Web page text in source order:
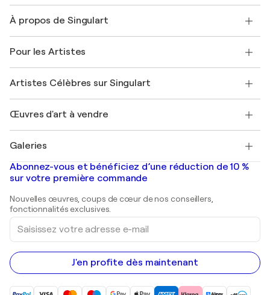
Expédition
Offrir une carte cadeau
Rejoignez notre programme commercial
Mon compte
+33 1 76 44 06 42
À propos de Singulart
FAQ
Magazine Singulart
Emplois
Découvrez une sélection d'art original
Pour les Artistes
Se connecter en tant qu'Artiste
Artistes Célèbres sur Singulart
Marc Chagall
Banksy
Mr. Brainwash
Shepard Fairey
Œuvres d'art à vendre
Tableaux abstraits à vendre
Peintures de paysage
Estampes
Peintures acryliques
Galeries
Galeries d'art en France
Galeries d'art en Belgique
Abonnez-vous et bénéficiez d’une réduction de 10 %
sur votre première commande
Nouvelles œuvres, coups de cœur de nos conseillers,
fonctionnalités exclusives.
Saisissez
votre
adresse
e-
mail
J'en profite dès maintenant